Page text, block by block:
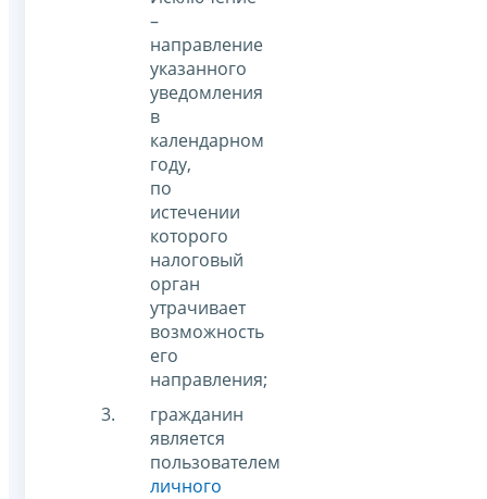
–
направление
указанного
уведомления
в
календарном
году,
по
истечении
которого
налоговый
орган
утрачивает
возможность
его
направления;
гражданин
является
пользователем
личного